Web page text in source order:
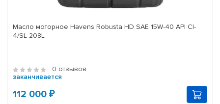
Масло моторное Havens Robusta HD SAE 15W-40 API CI-
4/SL 208L
0 отзывов
заканчивается
112 000 ₽